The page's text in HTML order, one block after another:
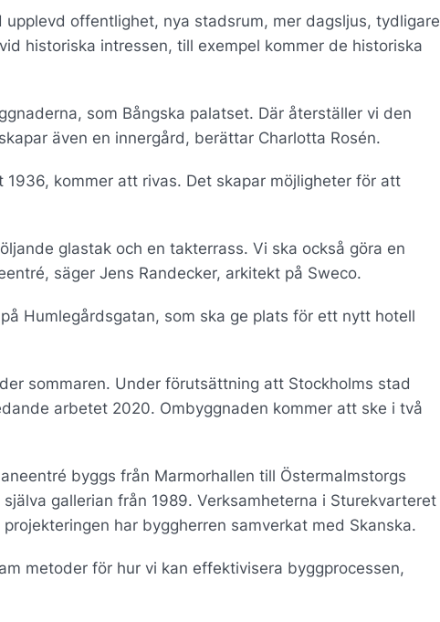
offentlighet, nya stadsrum, mer dagsljus, tydligare
historiska intressen, till exempel kommer de historiska
som Bångska palatset. Där återställer vi den
även en innergård, berättar Charlotta Rosén.
kommer att rivas. Det skapar möjligheter för att
glastak och en takterrass. Vi ska också göra en
säger Jens Randecker, arkitekt på Sweco.
Humlegårdsgatan, som ska ge plats för ett nytt hotell
sommaren. Under förutsättning att Stockholms stad
arbetet 2020. Ombyggnaden kommer att ske i två
byggs från Marmorhallen till Östermalmstorgs
gallerian från 1989. Verksamheterna i Sturekvarteret
har byggherren samverkat med Skanska.
metoder för hur vi kan effektivisera byggprocessen,